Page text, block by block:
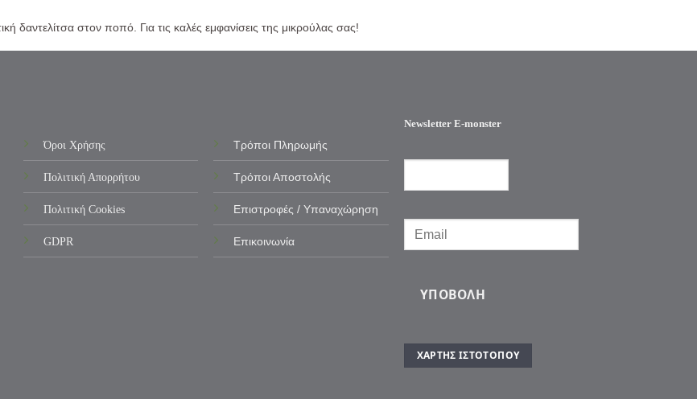
δαντελίτσα στον ποπό. Για τις καλές εμφανίσεις της μικρούλας σας!
Όροι Χρήσης
Πολιτική Απορρήτου
Πολιτική Cookies
GDPR
Τρόποι Πληρωμής
Τρόποι Αποστολής
Επιστροφές / Υπαναχώρηση
Επικοινωνία
Newsletter E-monster
ΥΠΟΒΟΛΉ
ΧΆΡΤΗΣ ΙΣΤΌΤΟΠΟΥ